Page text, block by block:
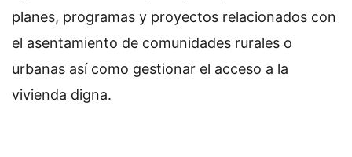
planes, programas y proyectos relacionados con
el asentamiento de comunidades rurales o
urbanas así como gestionar el acceso a la
vivienda digna.